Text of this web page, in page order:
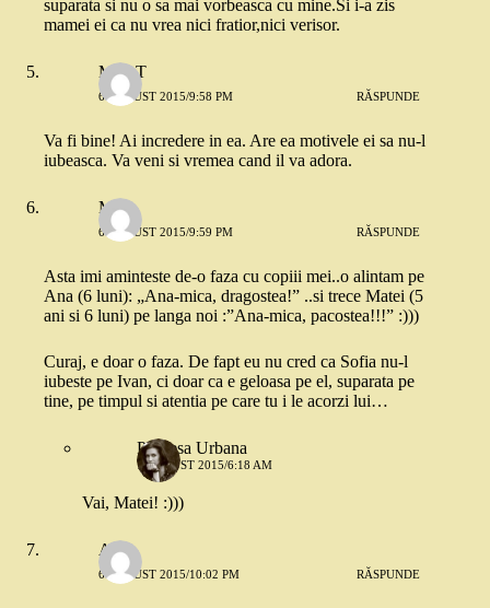
suparata si nu o sa mai vorbeasca cu mine.Si i-a zis
mamei ei ca nu vrea nici fratior,nici verisor.
MaryT
6 AUGUST 2015/9:58 PM RĂSPUNDE
Va fi bine! Ai incredere in ea. Are ea motivele ei sa nu-l
iubeasca. Va veni si vremea cand il va adora.
Meg
6 AUGUST 2015/9:59 PM RĂSPUNDE
Asta imi aminteste de-o faza cu copiii mei..o alintam pe
Ana (6 luni): „Ana-mica, dragostea!” ..si trece Matei (5
ani si 6 luni) pe langa noi :”Ana-mica, pacostea!!!” :)))
Curaj, e doar o faza. De fapt eu nu cred ca Sofia nu-l
iubeste pe Ivan, ci doar ca e geloasa pe el, suparata pe
tine, pe timpul si atentia pe care tu i le acorzi lui…
Printesa Urbana
7 AUGUST 2015/6:18 AM
Vai, Matei! :)))
Alina
6 AUGUST 2015/10:02 PM RĂSPUNDE